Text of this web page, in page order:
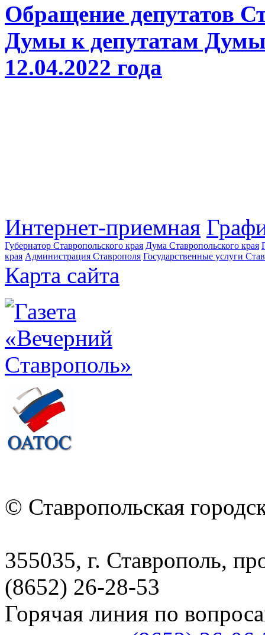
Обращение депутатов
Думы к депутатам Думы
12.04.2022 года
Интернет-приемная
Губернатор Ставропольского края Дума Ставропольского края
края Администрация Ставрополя Государственные услуги
Карта сайта
© Ставропольская
355035, г. Ставрополь,
(8652) 26-28-53
Горячая линия по